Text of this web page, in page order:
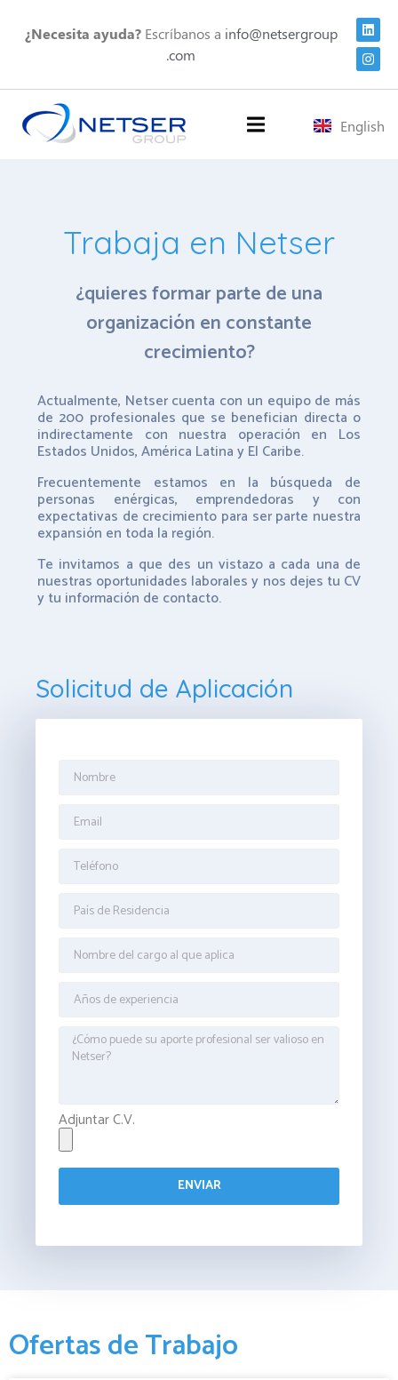
¿Necesita ayuda?Escríbanos a info@netsergroup
.com
English
Trabaja en Netser
¿quieres formar parte de una
organización en constante
crecimiento?
Actualmente, Netser cuenta con un equipo de más
de 200 profesionales que se benefician directa o
indirectamente con nuestra operación en Los
Estados Unidos, América Latina y El Caribe.
Frecuentemente estamos en la búsqueda de
personas enérgicas, emprendedoras y con
expectativas de crecimiento para ser parte nuestra
expansión en toda la región.
Te invitamos a que des un vistazo a cada una de
nuestras oportunidades laborales y nos dejes tu CV
y tu información de contacto.
Solicitud de Aplicación
Adjuntar C.V.
ENVIAR
Ofertas de Trabajo